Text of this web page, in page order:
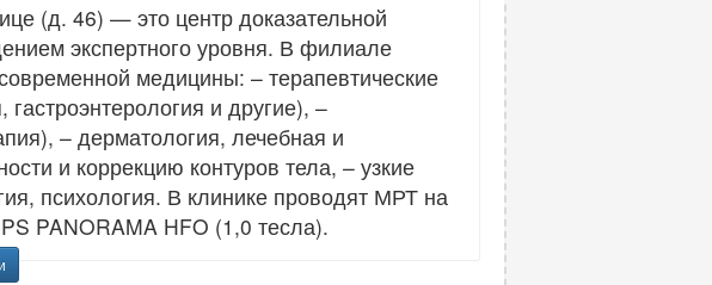
(д. 46) — это центр доказательной
экспертного уровня. В филиале
медицины: – терапевтические
и другие), –
– дерматология, лечебная и
и коррекцию контуров тела, – узкие
психология. В клинике проводят МРТ на
PANORAMA HFO (1,0 тесла).